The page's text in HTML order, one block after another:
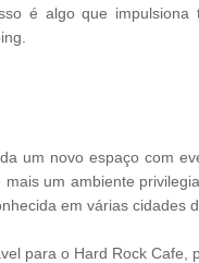
é algo que impulsiona
um novo espaço com
um ambiente
em várias cidades
para o Hard Rock Cafe,